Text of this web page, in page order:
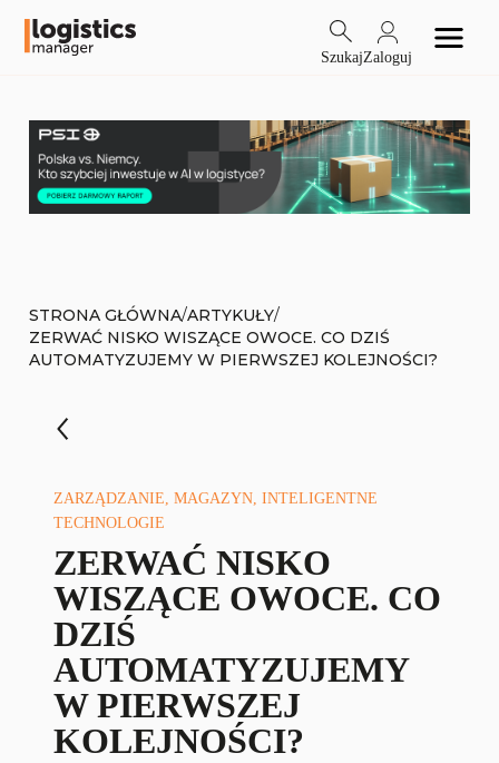
SzukajZaloguj
STRONA GŁÓWNA/ARTYKUŁY/
ZERWAĆ NISKO WISZĄCE OWOCE. CO DZIŚ
AUTOMATYZUJEMY W PIERWSZEJ KOLEJNOŚCI?
ZARZĄDZANIE, MAGAZYN, INTELIGENTNE
TECHNOLOGIE
ZERWAĆ NISKO
WISZĄCE OWOCE. CO
DZIŚ
AUTOMATYZUJEMY
W PIERWSZEJ
KOLEJNOŚCI?